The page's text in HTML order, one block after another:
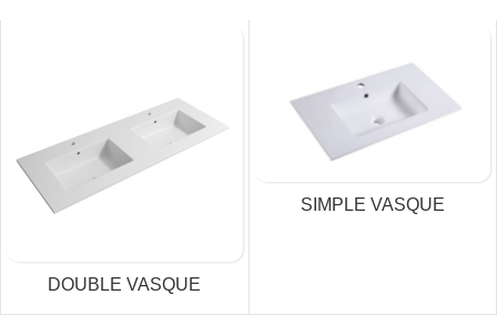
DOUBLE VASQUE
SIMPLE VASQUE